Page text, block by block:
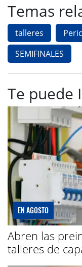
Temas
talleres
SEMIFINALES
Te puede
EN AGOSTO
Abren las
talleres de